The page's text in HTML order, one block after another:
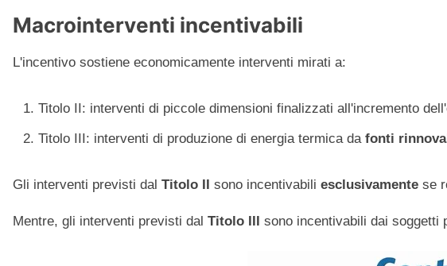
Macrointerventi incentivabili
L'incentivo sostiene economicamente interventi mirati a:
Titolo II: interventi di piccole dimensioni finalizzati all'incremento dell'
Titolo III: interventi di produzione di energia termica da fonti
Gli interventi previsti dal Titolo II sono incentivabili esclusivamente se
Mentre, gli interventi previsti dal Titolo III sono incentivabili dai soggetti